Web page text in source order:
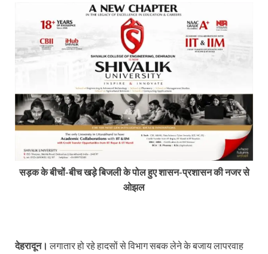
सड़क के बीचों-बीच खड़े बिजली के पोल हुए शासन-प्रशासन की नजर से
ओझल
देहरादून। लगातार हो रहे हादसों से विभाग सबक लेने के बजाय लापरवाह